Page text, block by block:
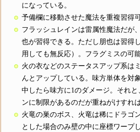
になっている。
予備欄に移動させた魔法を重複習得可
フラッシュレインは雷属性魔法だが
也が習得できる。ただし朋也は習得
用しても無反応）。フラグミスの可能
火の衣などのステータスアップ系は
んとアップしている。味方単体を対
中したら味方に1のダメージ。それ
ンに制限があるのだが重ねがけすれ
火竜の巣のボス、火竜は稀にドラゴ
とした場合のみ壁の中に座標ワープ